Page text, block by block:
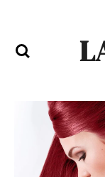
contenuto